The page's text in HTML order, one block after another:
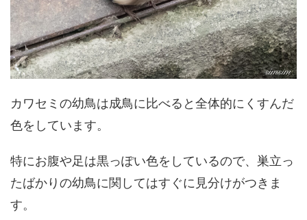
カワセミの幼鳥は成鳥に比べると全体的にくすんだ
色をしています。
特にお腹や足は黒っぽい色をしているので、巣立っ
たばかりの幼鳥に関してはすぐに見分けがつきま
す。